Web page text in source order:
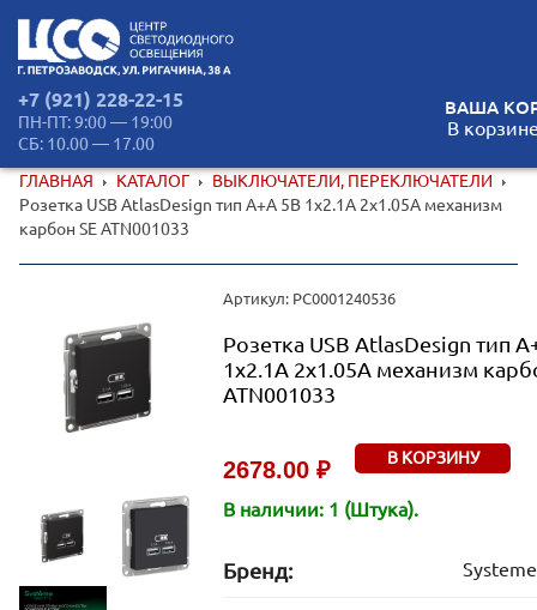
+7 (921) 228-22-15
ПН-ПТ: 9:00 — 19:00
СБ: 10.00 — 17.00
ВАША
В
ГЛАВНАЯ КАТАЛОГ
ВЫКЛЮЧАТЕЛИ, ПЕРЕКЛЮЧАТЕЛИ
Розетка USB AtlasDesign тип A+A 5В 1х2.1А 2х1.05А механизм
карбон SE ATN001033
Артикул: РС0001240536
Розетка USB AtlasDesign тип
1х2.1А 2х1.05А механизм
ATN001033
2678.00 ₽ В КОРЗИНУ
В наличии: 1 (Штука).
Бренд: